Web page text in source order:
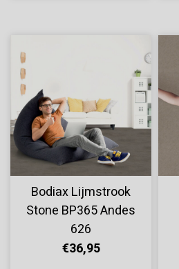
Bodiax Lijmstrook
Stone BP365 Andes
626
€36,95